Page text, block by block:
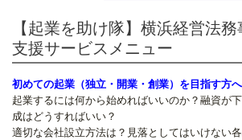
【起業を助け隊】横浜経営法
支援サービスメニュー
初めての起業（独立・開業・創業）を目指す方へ
起業するには何から始めればいいのか？融資が
成はどうすればいい？
適切な会社設立方法は？見落としてはいけない